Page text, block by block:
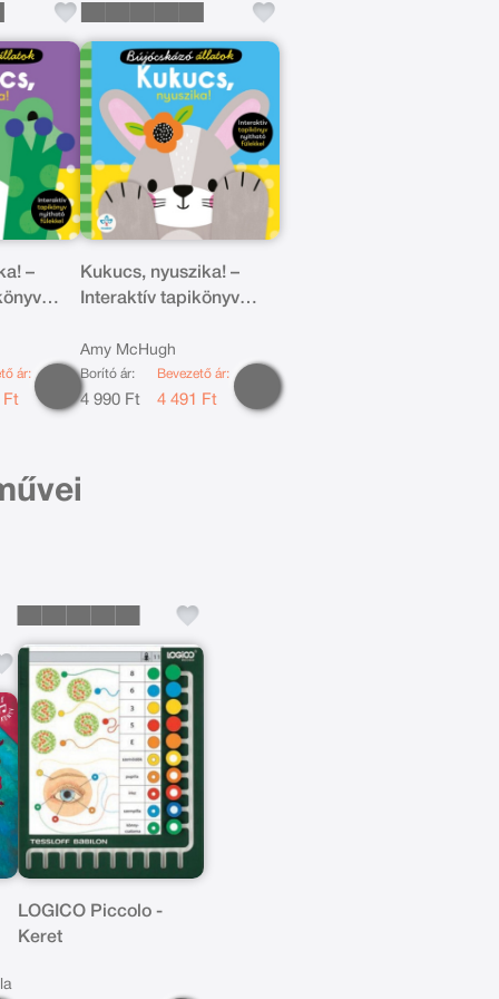
–
ár:
Ft
Kukucs, nyuszika! –
Interaktív tapikönyv
Amy McHugh
Borító ár:
4 990 Ft
Bevezető ár:
4 491 Ft
LOGICO Piccolo -
Keret